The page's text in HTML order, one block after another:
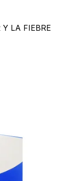
LA FIEBRE